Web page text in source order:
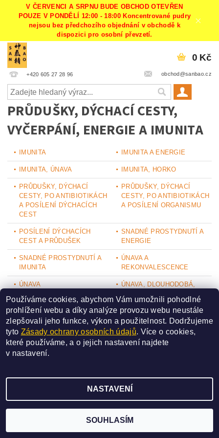
V ČERVENCI A SRPNU BUDE OBCHOD OTEVŘEN
POUZE V PONDĚLÍ 12:00 - 18:00 Koncentrované pudry
nejsou bez předchozího objednání v obchodě k
dispozici pro osobní převzetí.
+420 605 27 28 96 obchod@sanbao.cz
0 Kč
PRŮDUŠKY, DÝCHACÍ CESTY,
VYČERPÁNÍ, ENERGIE A IMUNITA
IMUNITA IMUNITA A ENERGIE
IMUNITA, ÚNAVA IMUNITA, HORKO
PRŮDUŠKY, DÝCHACÍ
CESTY, PO ANTIBIOTIKÁCH
A POSÍLENÍ DÝCHACÍCH
CEST
PRŮDUŠKY, DÝCHACÍ
CESTY, PO ANTIBIOTIKÁCH
A POSÍLENÍ ORGANISMU
POSÍLENÍ DÝCHACÍCH
CEST A PRŮDUŠEK
SNADNÉ PROSTYDNUTÍ A
ENERGIE
SNADNÉ PROSTYDNUTÍ A
IMUNITA
ÚNAVA A
REKONVALESCENCE
ÚNAVA
ÚNAVA, DLOUHODOBÁ,
VELMI OSLABENÁ IMUNITA VYČERPANOST
VYČERPÁNÍ ORGÁNŮ A
CELKOVÁ ÚNAVA
ORGANISMU
2026 ©SAN BAO, všechna práva vyhrazena
Vytvořil Shoptet
Používáme cookies, abychom Vám umožnili pohodlné
prohlížení webu a díky analýze provozu webu neustále
zlepšovali jeho funkce, výkon a použitelnost. Dodržujeme
tyto Zásady ochrany osobních údajů. Více o cookies,
které používáme, a o jejich nastavení najdete
v nastavení.
NASTAVENÍ
SOUHLASÍM